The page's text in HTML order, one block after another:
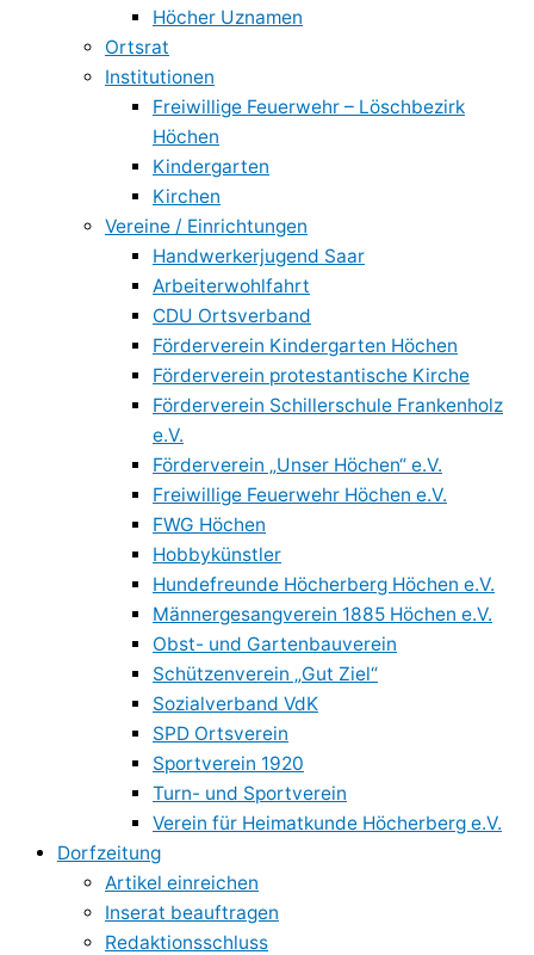
Höcher Uznamen
Ortsrat
Institutionen
Freiwillige Feuerwehr – Löschbezirk
Höchen
Kindergarten
Kirchen
Vereine / Einrichtungen
Handwerkerjugend Saar
Arbeiterwohlfahrt
CDU Ortsverband
Förderverein Kindergarten Höchen
Förderverein protestantische Kirche
Förderverein Schillerschule Frankenholz
e.V.
Förderverein „Unser Höchen“ e.V.
Freiwillige Feuerwehr Höchen e.V.
FWG Höchen
Hobbykünstler
Hundefreunde Höcherberg Höchen e.V.
Männergesangverein 1885 Höchen e.V.
Obst- und Gartenbauverein
Schützenverein „Gut Ziel“
Sozialverband VdK
SPD Ortsverein
Sportverein 1920
Turn- und Sportverein
Verein für Heimatkunde Höcherberg e.V.
Dorfzeitung
Artikel einreichen
Inserat beauftragen
Redaktionsschluss